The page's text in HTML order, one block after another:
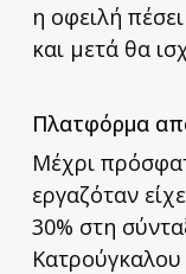
η οφειλή
και μετά θα
Πλατφόρμα
Μέχρι
εργαζόταν
30% στη